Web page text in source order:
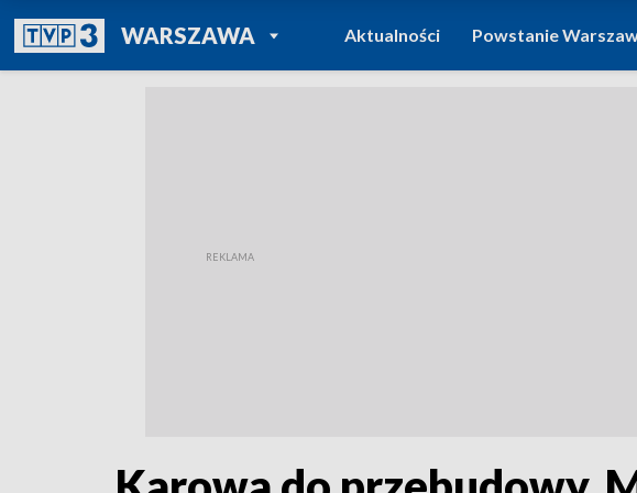
WARSZAWAPOWRÓT DO
TVP REGIONY
Aktualności Powstanie